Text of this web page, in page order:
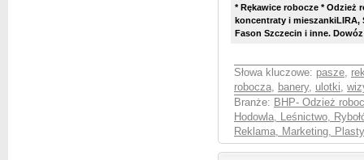
* Rękawice robocze * Odzież
koncentraty i mieszankiLIRA,
Fason Szczecin i inne.
Słowa kluczowe: pasze,
robocza, banery, ulotki,
Branże: BHP- Odzież
Hodowla, Leśnictwo,
Reklama, Marketing,